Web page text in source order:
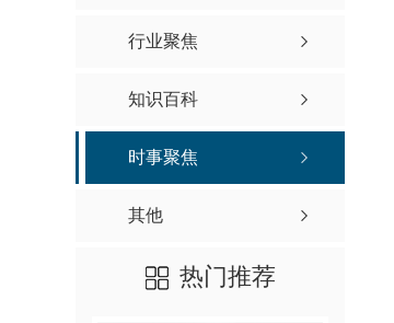
行业聚焦
知识百科
时事聚焦
其他
热门推荐